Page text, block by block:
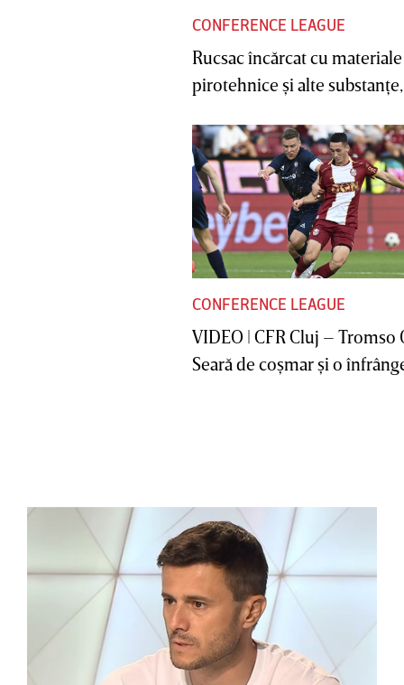
CONFERENCE LEAGUE
Rucsac încărcat cu materiale
pirotehnice şi alte substanţe,
CONFERENCE LEAGUE
VIDEO | CFR Cluj – Tromso
Seară de coşmar şi o